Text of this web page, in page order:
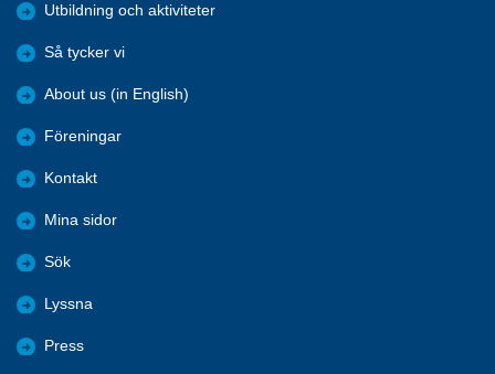
Utbildning och aktiviteter
Så tycker vi
About us (in English)
Föreningar
Kontakt
Mina sidor
Sök
Lyssna
Press